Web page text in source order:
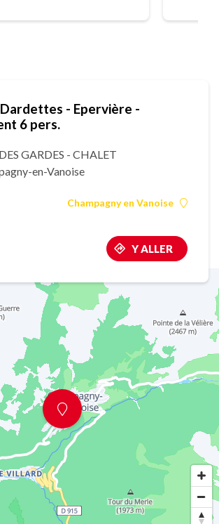
- Epervière -
6 pers.
GARDES - CHALET
en-Vanoise
Champagny en Vanoise
Y ALLER